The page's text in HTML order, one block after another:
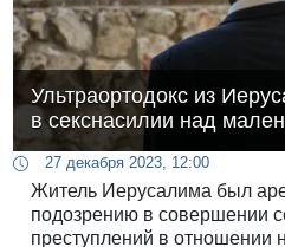
Ультраортодокс из
в секснасилии над
27 декабря 2023, 12:00
Житель Иерусалима был
подозрению в совершении
преступлений в отношении